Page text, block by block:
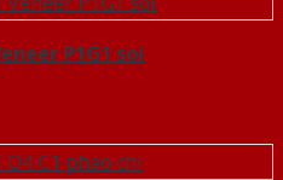
P1G1 soi